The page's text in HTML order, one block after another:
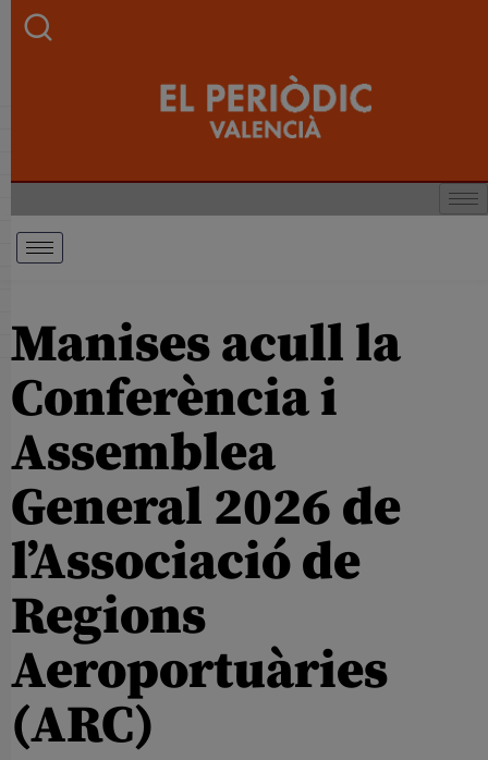
Manises acull la
Conferència i
Assemblea
General 2026 de
l’Associació de
Regions
Aeroportuàries
(ARC)